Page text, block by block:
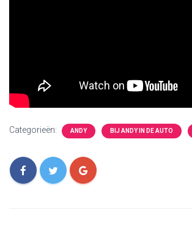
Categorieën: ANDY BIJ ANDY IN DE AUTO